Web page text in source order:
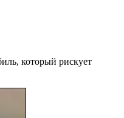
который рискует